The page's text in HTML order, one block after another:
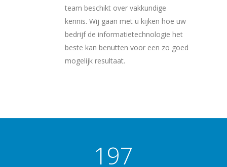
team beschikt over vakkundige
kennis. Wij gaan met u kijken hoe uw
bedrijf de informatietechnologie het
beste kan benutten voor een zo goed
mogelijk resultaat.
197